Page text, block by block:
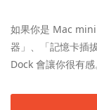
如果你是 Mac
器」、「記憶卡插
Dock 會讓你很有感